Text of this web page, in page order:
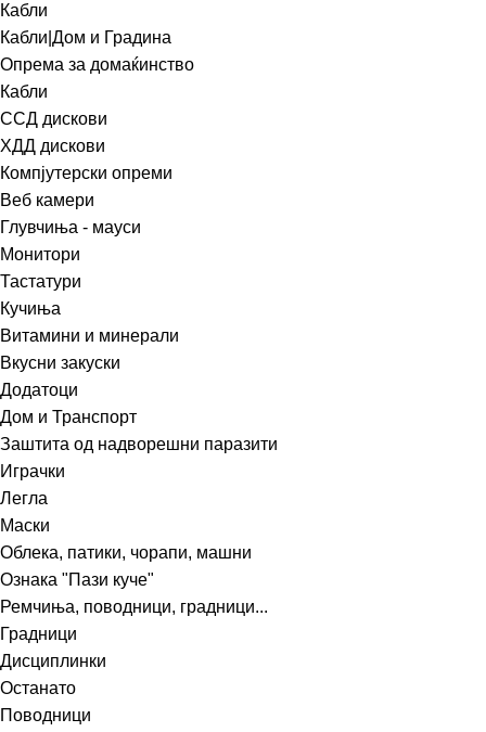
Кабли
Кабли|Дом и Градина
Опрема за домаќинство
Кабли
ССД дискови
ХДД дискови
Компјутерски опреми
Веб камери
Глувчиња - мауси
Монитори
Тастатури
Кучиња
Витамини и минерали
Вкусни закуски
Додатоци
Дом и Транспорт
Заштита од надворешни паразити
Играчки
Легла
Маски
Облека, патики, чорапи, машни
Ознака "Пази куче"
Ремчиња, поводници, градници...
Градници
Дисциплинки
Останато
Поводници